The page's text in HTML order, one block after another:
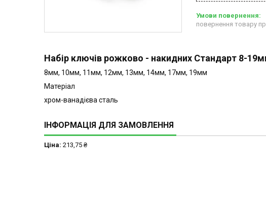
повернення товару
Набір ключів рожково - накидних Стандарт 8-
8мм, 10мм, 11мм, 12мм, 13мм, 14мм, 17мм, 19мм
Матеріал
хром-ванадієва сталь
ІНФОРМАЦІЯ ДЛЯ ЗАМОВЛЕННЯ
Ціна: 213,75 ₴